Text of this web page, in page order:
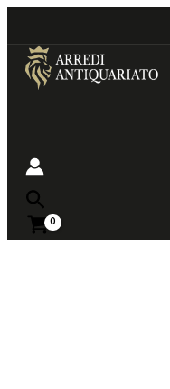
to
content
Near